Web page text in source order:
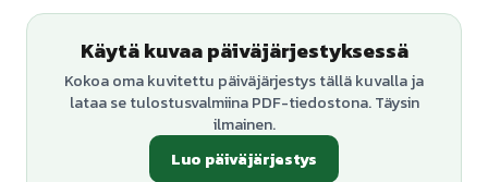
Käytä kuvaa päiväjärjestyksessä
Kokoa oma kuvitettu päiväjärjestys tällä kuvalla ja
lataa se tulostusvalmiina PDF-tiedostona. Täysin
ilmainen.
Luo päiväjärjestys